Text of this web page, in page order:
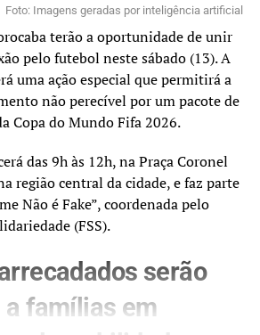
Foto: Imagens geradas por inteligência artificial
terão a oportunidade de unir
pelo futebol neste sábado (13). A
uma ação especial que permitirá a
não perecível por um pacote de
Copa do Mundo Fifa 2026.
das 9h às 12h, na Praça Coronel
região central da cidade, e faz parte
Não é Fake”, coordenada pelo
(FSS).
serão
famílias em